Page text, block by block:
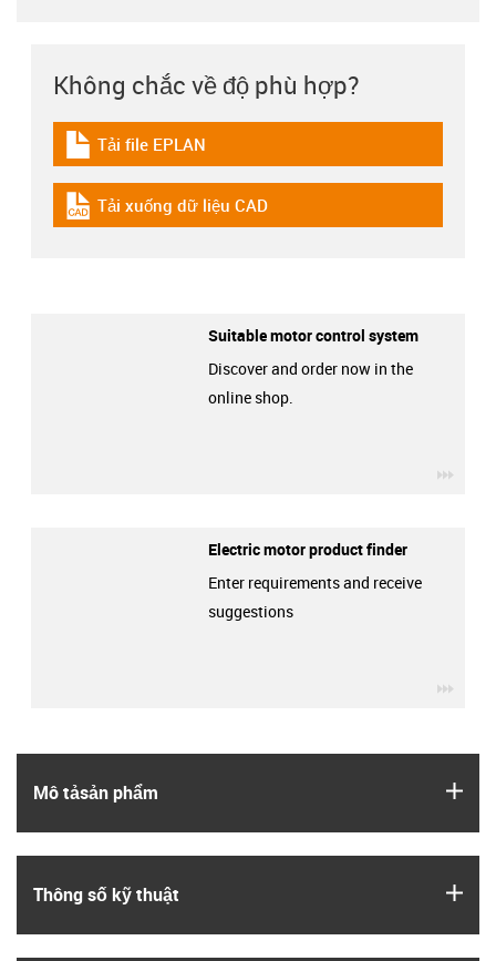
Mô tả­sản phẩm
Thông số kỹ thuật
Không chắc về độ phù hợp?
igus-icon-download-plan
Tải file EPLAN
igus-icon-cad-dateien
Tải xuống dữ liệu CAD
Suitable motor control system
Discover and order now in the
online shop.
Electric motor product finder
Enter requirements and receive
suggestions